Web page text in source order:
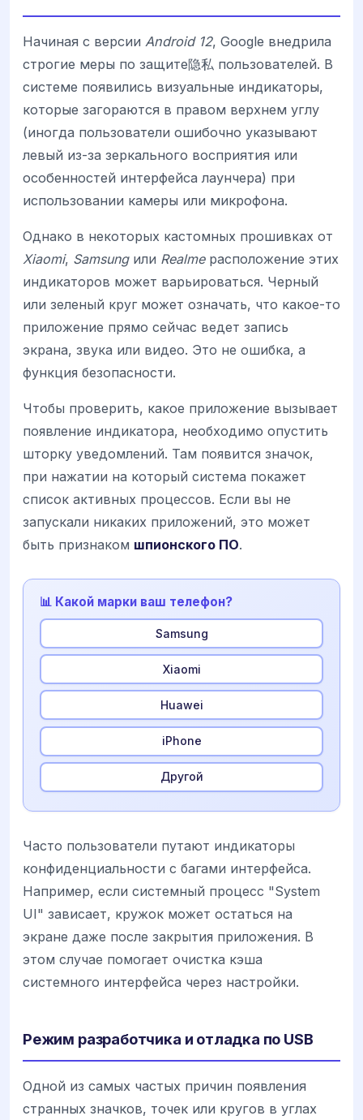
Начиная с версии Android 12, Google внедрила
строгие меры по защите隐私 пользователей. В
системе появились визуальные индикаторы,
которые загораются в правом верхнем углу
(иногда пользователи ошибочно указывают
левый из-за зеркального восприятия или
особенностей интерфейса лаунчера) при
использовании камеры или микрофона.
Однако в некоторых кастомных прошивках от
Xiaomi, Samsungили Realmeрасположение этих
индикаторов может варьироваться. Черный
или зеленый круг может означать, что какое-то
приложение прямо сейчас ведет запись
экрана, звука или видео. Это не ошибка, а
функция безопасности.
Чтобы проверить, какое приложение вызывает
появление индикатора, необходимо опустить
шторку уведомлений. Там появится значок,
при нажатии на который система покажет
список активных процессов. Если вы не
запускали никаких приложений, это может
быть признаком шпионского ПО.
📊 Какой марки ваш телефон?
Samsung
Xiaomi
Huawei
iPhone
Другой
Часто пользователи путают индикаторы
конфиденциальности с багами интерфейса.
Например, если системный процесс "System
UI" зависает, кружок может остаться на
экране даже после закрытия приложения. В
этом случае помогает очистка кэша
системного интерфейса через настройки.
Режим разработчика и отладка по USB
Одной из самых частых причин появления
странных значков, точек или кругов в углах